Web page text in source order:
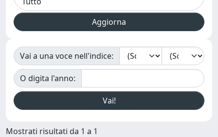
Vai a una voce nell'indice:
O digita l'anno:
Mostrati risultati da 1 a 1